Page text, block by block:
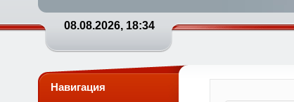
08.08.2026, 18:34
Навигация